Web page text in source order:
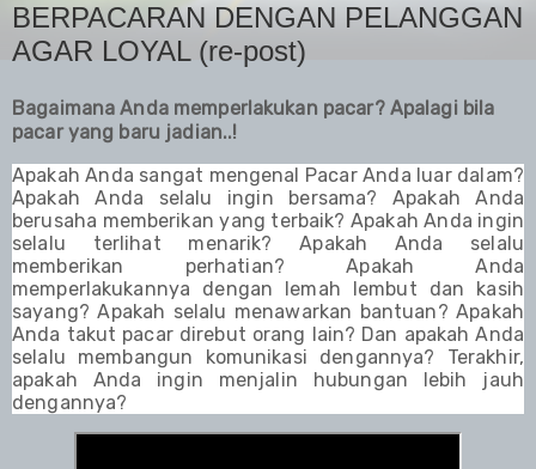
BERPACARAN DENGAN PELANGGAN
AGAR LOYAL (re-post)
Bagaimana Anda memperlakukan pacar? Apalagi bila
pacar yang baru jadian..!
Apakah Anda sangat mengenal Pacar Anda luar dalam?
Apakah Anda selalu ingin bersama? Apakah Anda
berusaha memberikan yang terbaik? Apakah Anda ingin
selalu terlihat menarik? Apakah Anda selalu
memberikan perhatian? Apakah Anda
memperlakukannya dengan lemah lembut dan kasih
sayang? Apakah selalu menawarkan bantuan? Apakah
Anda takut pacar direbut orang lain? Dan apakah Anda
selalu membangun komunikasi dengannya? Terakhir,
apakah Anda ingin menjalin hubungan lebih jauh
dengannya?